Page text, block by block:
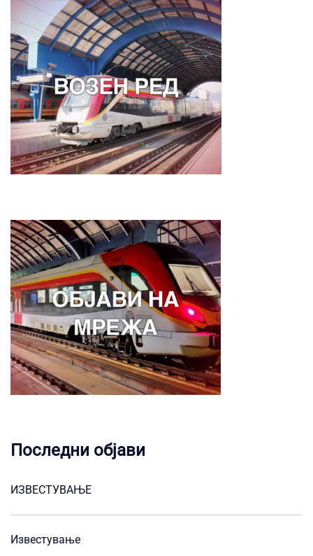
Последни објави
ИЗВЕСТУВАЊЕ
Известување